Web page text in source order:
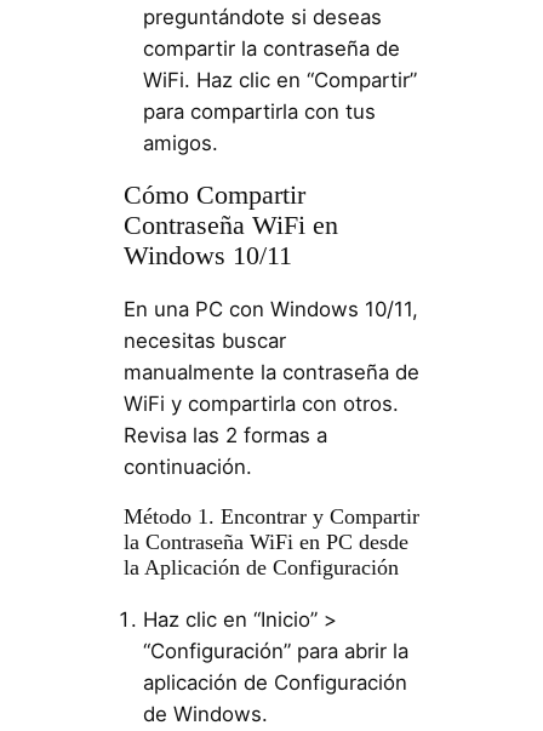
preguntándote si deseas
compartir la contraseña de
WiFi. Haz clic en “Compartir”
para compartirla con tus
amigos.
Cómo Compartir
Contraseña WiFi en
Windows 10/11
En una PC con Windows 10/11,
necesitas buscar
manualmente la contraseña de
WiFi y compartirla con otros.
Revisa las 2 formas a
continuación.
Método 1. Encontrar y Compartir
la Contraseña WiFi en PC desde
la Aplicación de Configuración
Haz clic en “Inicio” >
“Configuración” para abrir la
aplicación de Configuración
de Windows.